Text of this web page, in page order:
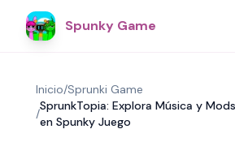
Spunky Game
Inicio/Sprunki Game
/
SprunkTopia: Explora Música y
en Spunky Juego